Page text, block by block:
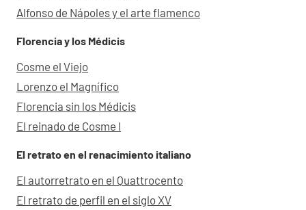
Alfonso de Nápoles y el arte flamenco
Florencia y los Médicis
Cosme el Viejo
Lorenzo el Magnífico
Florencia sin los Médicis
El reinado de Cosme I
El retrato en el renacimiento italiano
El autorretrato en el Quattrocento
El retrato de perfil en el siglo XV